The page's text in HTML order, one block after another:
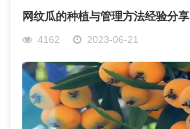
网纹瓜的种植与管理方法经验分享
4162 2023-06-21